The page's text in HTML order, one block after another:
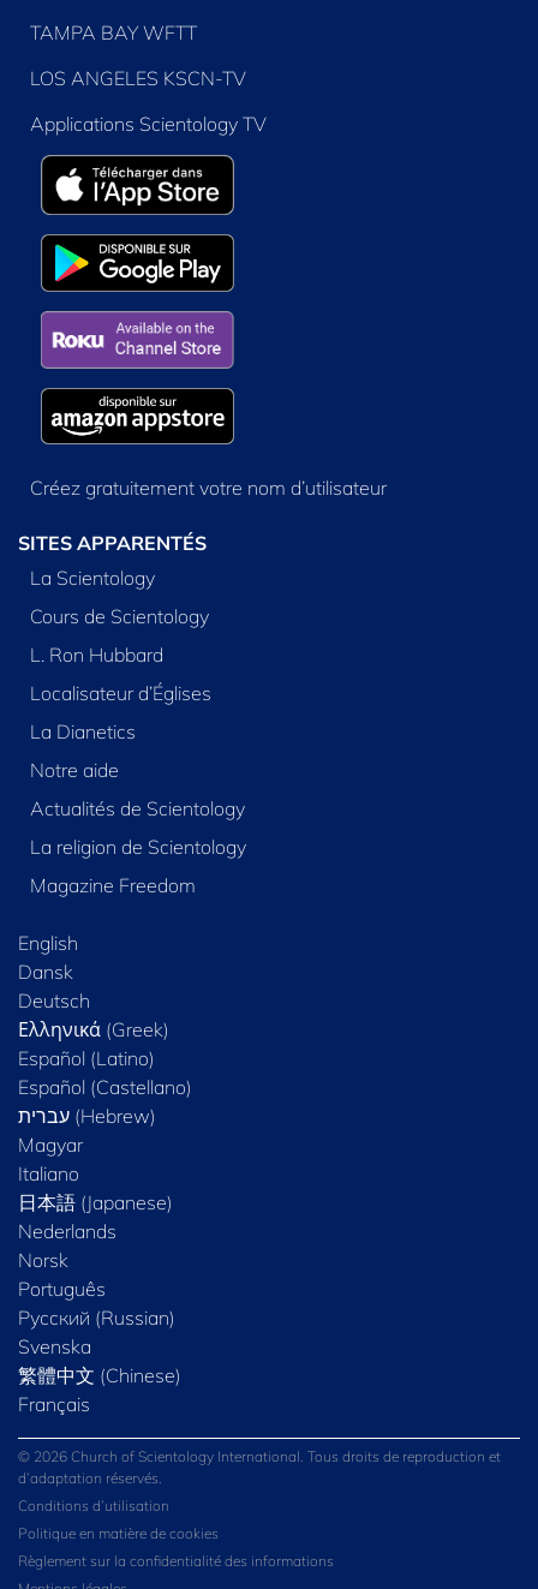
TAMPA BAY WFTT
LOS ANGELES KSCN-TV
Applications Scientology TV
Créez gratuitement votre nom d’utilisateur
SITES APPARENTÉS
La Scientology
Cours de Scientology
L. Ron Hubbard
Localisateur d’Églises
La Dianetics
Notre aide
Actualités de Scientology
La religion de Scientology
Magazine Freedom
English
Dansk
Deutsch
Ελληνικά (Greek)
Español (Latino)
Español (Castellano)
Magyar
Italiano
日本語 (Japanese)
Nederlands
Norsk
Português
Русский (Russian)
Svenska
繁體中文 (Chinese)
Français
© 2026 Church of Scientology International. Tous droits de reproduction et
d’adaptation réservés.
Conditions d’utilisation
Politique en matière de cookies
Règlement sur la confidentialité des informations